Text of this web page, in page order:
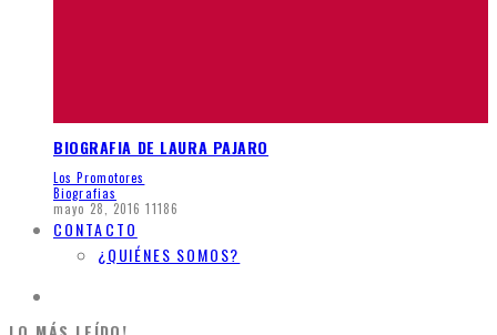
BIOGRAFIA DE LAURA PAJARO
Los Promotores
Biografias
mayo 28, 2016 11186
CONTACTO
¿QUIÉNES SOMOS?